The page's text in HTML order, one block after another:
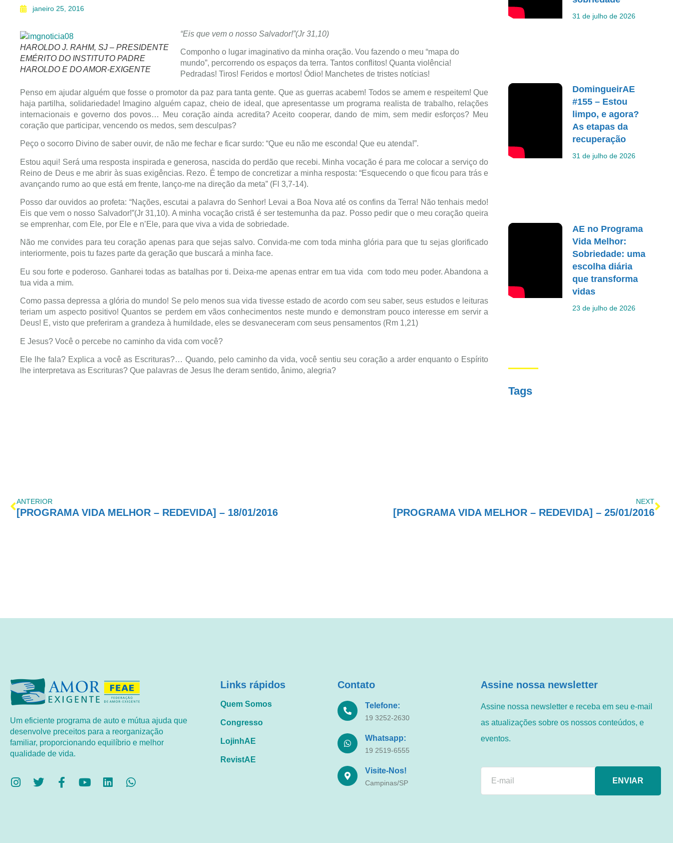
janeiro 25, 2016
HAROLDO J. RAHM, SJ – PRESIDENTE
EMÉRITO DO INSTITUTO PADRE
HAROLDO E DO AMOR-EXIGENTE
“Eis que vem o nosso Salvador!”(Jr 31,10)
Componho o lugar imaginativo da minha oração. Vou fazendo o meu “mapa do
mundo”, percorrendo os espaços da terra. Tantos conflitos! Quanta violência!
Pedradas! Tiros! Feridos e mortos! Ódio! Manchetes de tristes notícias!
Penso em ajudar alguém que fosse o promotor da paz para tanta gente. Que as guerras acabem! Todos se amem e respeitem! Que
haja partilha, solidariedade! Imagino alguém capaz, cheio de ideal, que apresentasse um programa realista de trabalho, relações
internacionais e governo dos povos… Meu coração ainda acredita? Aceito cooperar, dando de mim, sem medir esforços? Meu
coração que participar, vencendo os medos, sem desculpas?
Peço o socorro Divino de saber ouvir, de não me fechar e ficar surdo: “Que eu não me esconda! Que eu atenda!”.
Estou aqui! Será uma resposta inspirada e generosa, nascida do perdão que recebi. Minha vocação é para me colocar a serviço do
Reino de Deus e me abrir às suas exigências. Rezo. É tempo de concretizar a minha resposta: “Esquecendo o que ficou para trás e
avançando rumo ao que está em frente, lanço-me na direção da meta” (Fl 3,7-14).
Posso dar ouvidos ao profeta: “Nações, escutai a palavra do Senhor! Levai a Boa Nova até os confins da Terra! Não tenhais medo!
Eis que vem o nosso Salvador!”(Jr 31,10). A minha vocação cristã é ser testemunha da paz. Posso pedir que o meu coração queira
se emprenhar, com Ele, por Ele e n’Ele, para que viva a vida de sobriedade.
Não me convides para teu coração apenas para que sejas salvo. Convida-me com toda minha glória para que tu sejas glorificado
interiormente, pois tu fazes parte da geração que buscará a minha face.
Eu sou forte e poderoso. Ganharei todas as batalhas por ti. Deixa-me apenas entrar em tua vida com todo meu poder. Abandona a
tua vida a mim.
Como passa depressa a glória do mundo! Se pelo menos sua vida tivesse estado de acordo com seu saber, seus estudos e leituras
teriam um aspecto positivo! Quantos se perdem em vãos conhecimentos neste mundo e demonstram pouco interesse em servir a
Deus! E, visto que preferiram a grandeza à humildade, eles se desvaneceram com seus pensamentos (Rm 1,21)
E Jesus? Você o percebe no caminho da vida com você?
Ele lhe fala? Explica a você as Escrituras?… Quando, pelo caminho da vida, você sentiu seu coração a arder enquanto o Espírito
lhe interpretava as Escrituras? Que palavras de Jesus lhe deram sentido, ânimo, alegria?
31 de julho de 2026
DomingueirAE
#155 – Estou
limpo, e agora?
As etapas da
recuperação
31 de julho de 2026
AE no Programa
Vida Melhor:
Sobriedade: uma
escolha diária
que transforma
vidas
23 de julho de 2026
Tags
ANTERIOR
[PROGRAMA VIDA MELHOR – REDEVIDA] – 18/01/2016
NEXT
[PROGRAMA VIDA MELHOR – REDEVIDA] – 25/01/2016
Um eficiente programa de auto e mútua ajuda que
desenvolve preceitos para a reorganização
familiar, proporcionando equilíbrio e melhor
qualidade de vida.
Links rápidos
Quem Somos
Congresso
LojinhAE
RevistAE
Contato
Telefone:
19 3252-2630
Whatsapp:
19 2519-6555
Visite-Nos!
Campinas/SP
Assine nossa newsletter
Assine nossa newsletter e receba em seu e-mail
as atualizações sobre os nossos conteúdos, e
eventos.
ENVIAR